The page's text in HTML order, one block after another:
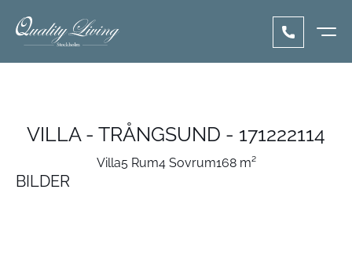
VILLA - TRÅNGSUND - 171222114
Villa5 Rum4 Sovrum168 m²
BILDER